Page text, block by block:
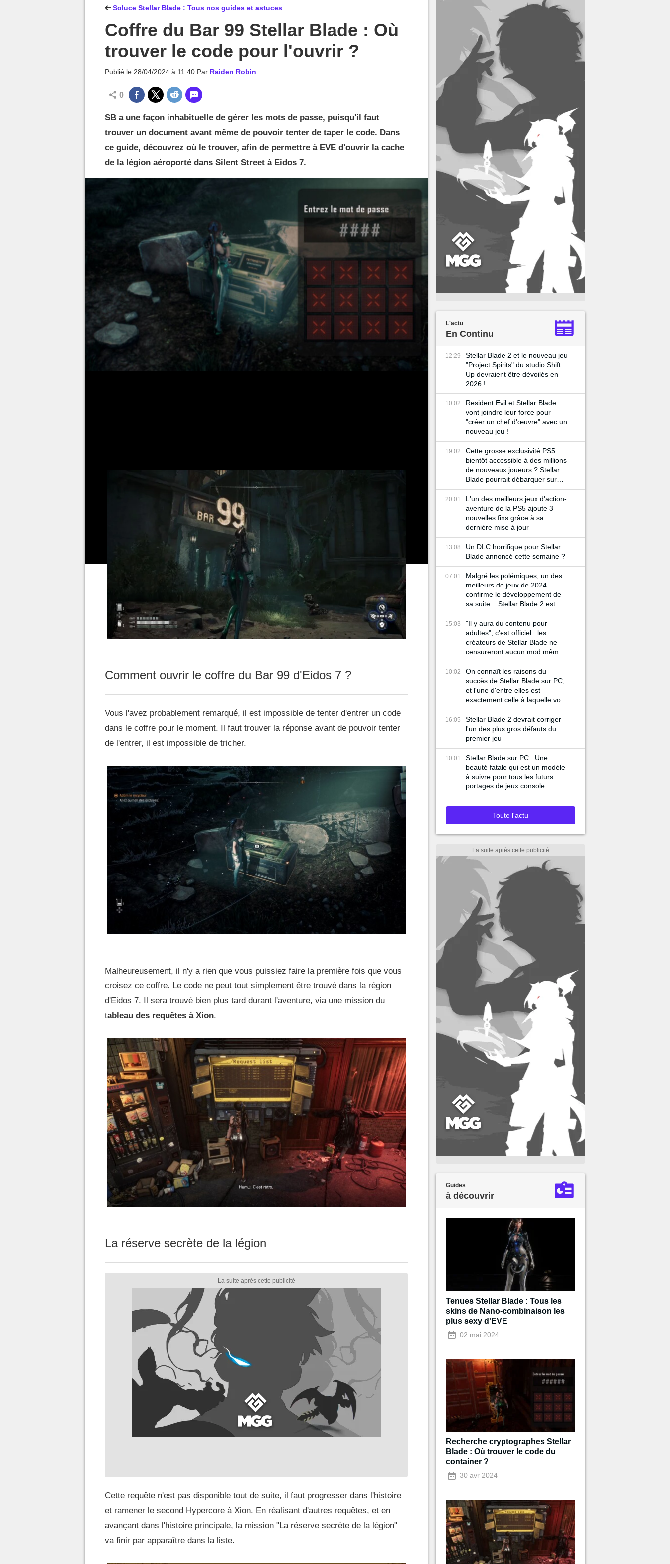
Soluce Stellar Blade : Tous nos guides et astuces
Coffre du Bar 99 Stellar Blade : Où
trouver le code pour l'ouvrir ?
Publié le 28/04/2024 à 11:40 Par Raiden Robin
0
SB a une façon inhabituelle de gérer les mots de passe, puisqu'il faut
trouver un document avant même de pouvoir tenter de taper le code. Dans
ce guide, découvrez où le trouver, afin de permettre à EVE d'ouvrir la cache
de la légion aéroporté dans Silent Street à Eidos 7.
Comment ouvrir le coffre du Bar 99 d'Eidos 7 ?
Vous l'avez probablement remarqué, il est impossible de tenter d'entrer un code
dans le coffre pour le moment. Il faut trouver la réponse avant de pouvoir tenter
de l'entrer, il est impossible de tricher.
Malheureusement, il n'y a rien que vous puissiez faire la première fois que vous
croisez ce coffre. Le code ne peut tout simplement être trouvé dans la région
d'Eidos 7. Il sera trouvé bien plus tard durant l'aventure, via une mission du
tableau des requêtes à Xion.
La réserve secrète de la légion
Cette requête n'est pas disponible tout de suite, il faut progresser dans l'histoire
et ramener le second Hypercore à Xion. En réalisant d'autres requêtes, et en
avançant dans l'histoire principale, la mission "La réserve secrète de la légion"
va finir par apparaître dans la liste.
L'actu
En Continu
12:29
Stellar Blade 2 et le nouveau jeu
"Project Spirits" du studio Shift
Up devraient être dévoilés en
2026 !
10:02
Resident Evil et Stellar Blade
vont joindre leur force pour
"créer un chef d'œuvre" avec un
nouveau jeu !
19:02
Cette grosse exclusivité PS5
bientôt accessible à des millions
de nouveaux joueurs ? Stellar
Blade pourrait débarquer sur
Switch 2 ou Xbox
20:01
L'un des meilleurs jeux d'action-
aventure de la PS5 ajoute 3
nouvelles fins grâce à sa
dernière mise à jour
13:08
Un DLC horrifique pour Stellar
Blade annoncé cette semaine ?
07:01
Malgré les polémiques, un des
meilleurs de jeux de 2024
confirme le développement de
sa suite... Stellar Blade 2 est
officiel !
15:03
"Il y aura du contenu pour
adultes", c'est officiel : les
créateurs de Stellar Blade ne
censureront aucun mod même
les plus controversés
10:02
On connaît les raisons du
succès de Stellar Blade sur PC,
et l'une d'entre elles est
exactement celle à laquelle vous
pensez
16:05
Stellar Blade 2 devrait corriger
l'un des plus gros défauts du
premier jeu
10:01
Stellar Blade sur PC : Une
beauté fatale qui est un modèle
à suivre pour tous les futurs
portages de jeux console
Toute l'actu
Guides
à découvrir
Tenues Stellar Blade : Tous les
skins de Nano-combinaison les
plus sexy d'EVE
02 mai 2024
Recherche cryptographes Stellar
Blade : Où trouver le code du
container ?
30 avr 2024